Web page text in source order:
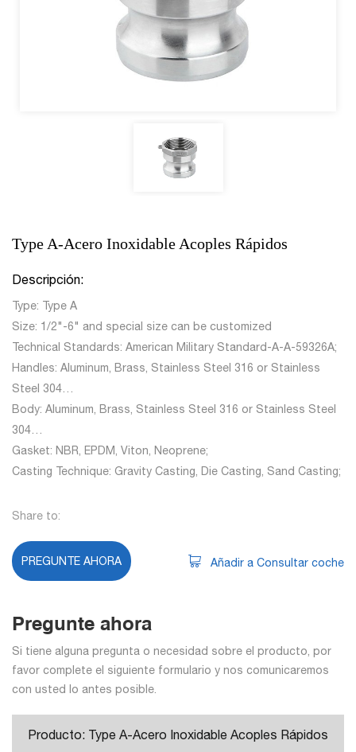
Type A-Acero Inoxidable Acoples Rápidos
Descripción:
Type: Type A
Size: 1/2"-6" and special size can be customized
Technical Standards: American Military Standard-A-A-59326A;
Handles: Aluminum, Brass, Stainless Steel 316 or Stainless
Steel 304…
Body: Aluminum, Brass, Stainless Steel 316 or Stainless Steel
304…
Gasket: NBR, EPDM, Viton, Neoprene;
Casting Technique: Gravity Casting, Die Casting, Sand Casting;
Share to:
PREGUNTE AHORA Añadir a Consultar coche
Pregunte ahora
Si tiene alguna pregunta o necesidad sobre el producto, por
favor complete el siguiente formulario y nos comunicaremos
con usted lo antes posible.